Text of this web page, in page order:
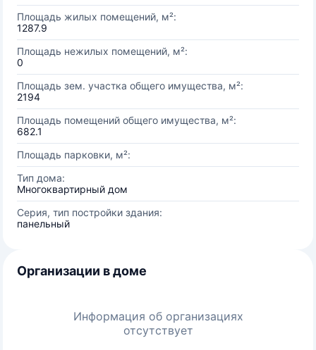
Площадь жилых помещений, м²:
1287.9
Площадь нежилых помещений, м²:
0
Площадь зем. участка общего имущества, м²:
2194
Площадь помещений общего имущества, м²:
682.1
Площадь парковки, м²:
Тип дома:
Многоквартирный дом
Серия, тип постройки здания:
панельный
Организации в доме
Информация об организациях
отсутствует